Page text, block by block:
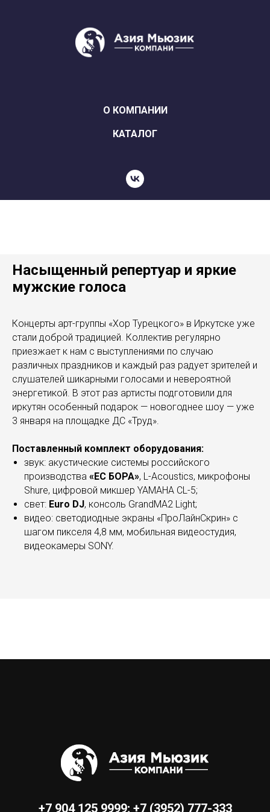
О КОМПАНИИ
КАТАЛОГ
Насыщенный репертуар и яркие
мужские голоса
Концерты арт-группы «Хор Турецкого» в Иркутске уже
стали доброй традицией. Коллектив регулярно
приезжает к нам с выступлениями по случаю
различных праздников и каждый раз радует зрителей и
слушателей шикарными голосами и невероятной
энергетикой. В этот раз артисты подготовили для
иркутян особенный подарок — новогоднее шоу — уже
3 января на площадке ДС «Труд».
Поставленный комплект оборудования:
звук: акустические системы российского
производства «ЕС БОРА», L-Acoustics, микрофоны
Shure, цифровой микшер YAMAHA CL-5;
свет: Euro DJ, консоль GrandMA2 Light;
видео: светодиодные экраны «ПроЛайнСкрин» с
шагом пикселя 4,8 мм, мобильная видеостудия,
видеокамеры SONY.
+7 904 125 9999; +7 (3952) 777-333